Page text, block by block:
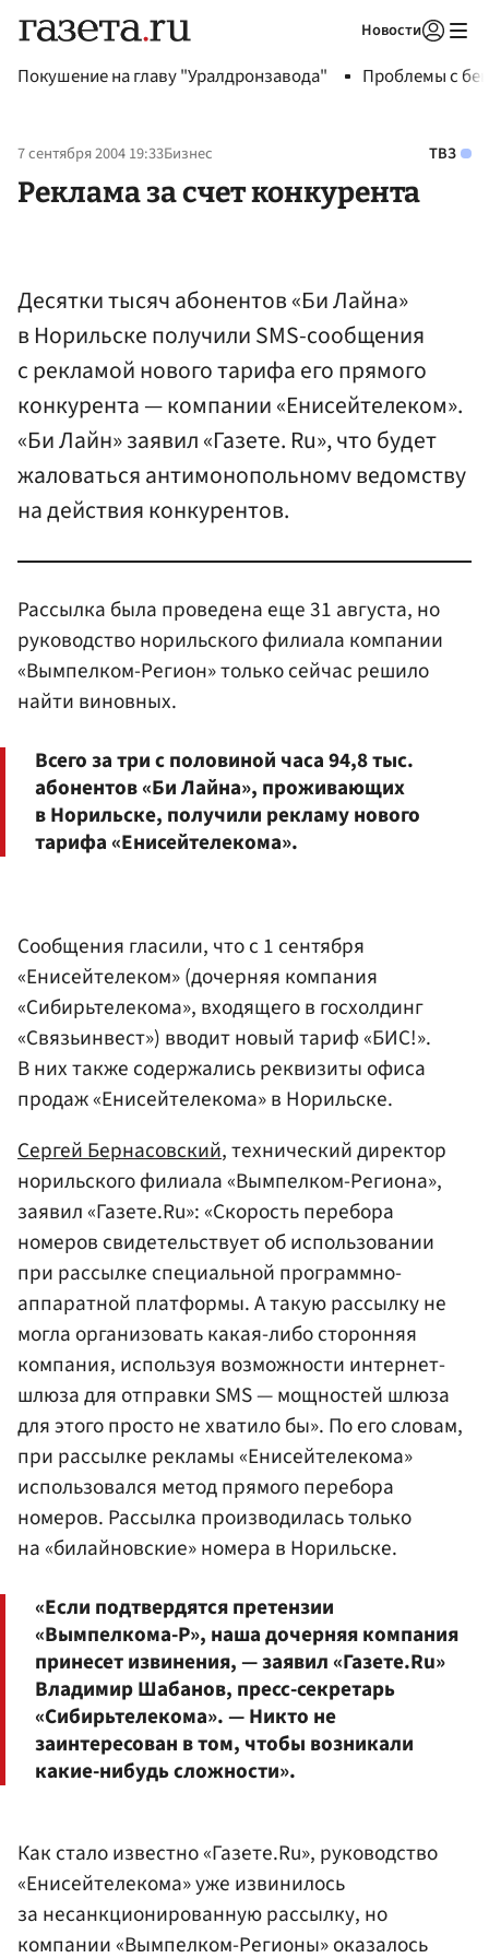
Новости
Покушение на главу "Уралдронзавода" Проблемы с
7 сентября 2004 19:33Бизнес ТВЗ
Реклама за счет конкурента
Десятки тысяч абонентов «Би Лайна»
в Норильске получили SMS-сообщения
с рекламой нового тарифа его прямого
конкурента — компании «Енисейтелеком».
«Би Лайн» заявил «Газете. Ru», что будет
жаловаться антимонопольномv ведомству
на действия конкурентов.
Рассылка была проведена еще 31 августа, но
руководство норильского филиала компании
«Вымпелком-Регион» только сейчас решило
найти виновных.
Всего за три с половиной часа 94,8 тыс.
абонентов «Би Лайна», проживающих
в Норильске, получили рекламу нового
тарифа «Енисейтелекома».
Сообщения гласили, что с 1 сентября
«Енисейтелеком» (дочерняя компания
«Сибирьтелекома», входящего в госхолдинг
«Связьинвест») вводит новый тариф «БИС!».
В них также содержались реквизиты офиса
продаж «Енисейтелекома» в Норильске.
Сергей Бернасовский, технический директор
норильского филиала «Вымпелком-Региона»,
заявил «Газете.Ru»: «Скорость перебора
номеров свидетельствует об использовании
при рассылке специальной программно-
аппаратной платформы. А такую рассылку не
могла организовать какая-либо сторонняя
компания, используя возможности интернет-
шлюза для отправки SMS — мощностей шлюза
для этого просто не хватило бы». По его словам,
при рассылке рекламы «Енисейтелекома»
использовался метод прямого перебора
номеров. Рассылка производилась только
на «билайновские» номера в Норильске.
«Если подтвердятся претензии
«Вымпелкома-Р», наша дочерняя компания
принесет извинения, — заявил «Газете.Ru»
Владимир Шабанов, пресс-секретарь
«Сибирьтелекома». — Никто не
заинтересован в том, чтобы возникали
какие-нибудь сложности».
Как стало известно «Газете.Ru», руководство
«Енисейтелекома» уже извинилось
за несанкционированную рассылку, но
компании «Вымпелком-Регионы» оказалось